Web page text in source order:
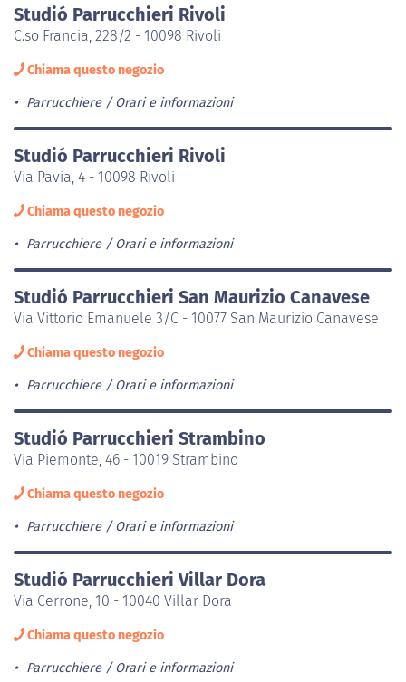
Studió Parrucchieri Rivoli
C.so Francia, 228/2 - 10098 Rivoli
Chiama questo negozio
Parrucchiere Orari e informazioni
Studió Parrucchieri Rivoli
Via Pavia, 4 - 10098 Rivoli
Chiama questo negozio
Parrucchiere Orari e informazioni
Studió Parrucchieri San Maurizio Canavese
Via Vittorio Emanuele 3/C - 10077 San Maurizio Canavese
Chiama questo negozio
Parrucchiere Orari e informazioni
Studió Parrucchieri Strambino
Via Piemonte, 46 - 10019 Strambino
Chiama questo negozio
Parrucchiere Orari e informazioni
Studió Parrucchieri Villar Dora
Via Cerrone, 10 - 10040 Villar Dora
Chiama questo negozio
Parrucchiere Orari e informazioni